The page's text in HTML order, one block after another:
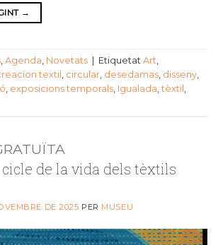
→
, Agenda, Novetats Etiquetat Art,
textil , circular, desedamas, disseny,
, exposicions temporals, Igualada, tèxtil ,
cicle de la vida dels tèxtils
DE 2025 PER MUSEU